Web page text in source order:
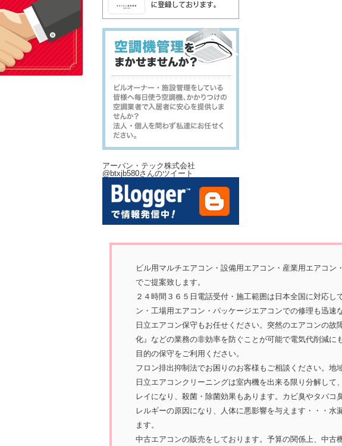
アーバン・テック株式会社
@btxjb580さんのツイート
ビル用マルチエアコン・設備用エアコン・産業用エアコ
でご提案致します。
２４時間３６５日電話受付・施工範囲は日本全国に対応
ン・工場用エアコン・パッケージエアコンでの修理も迅速
日立エアコン保守もお任せください。突然のエアコンの
化』などの業務の非効率を防ぐことが可能で電気代削減
目的の保守をご利用ください。
フロン排出抑制法でお困りのお客様もご相談ください。地
日立エアコンクリーニングは室内機を出来る限り分解し
レイになり、殺菌・除菌効果もあります。カビ臭やタバ
レルギーの原因になり、人体に悪影響を与えます・・・
ます。
中古エアコンの販売をしております。予算の関係上、中